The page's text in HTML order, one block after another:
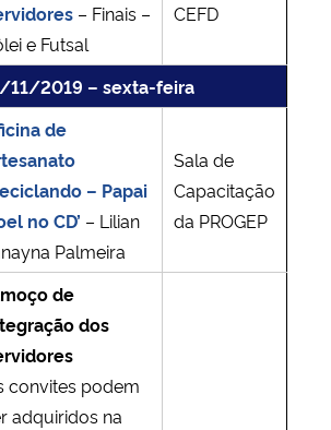
– Finais –
e Futsal
CEFD
11/2019 – sexta-feira
de
– Papai
no CD’ – Lilian
Palmeira
Sala de
Capacitação
da PROGEP
de
dos
convites podem
adquiridos na